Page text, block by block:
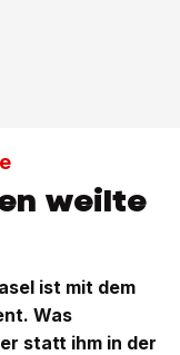
weilte
ist mit dem
Was
statt ihm in der